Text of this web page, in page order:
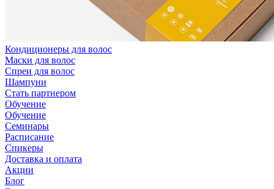
Кондиционеры для волос
Маски для волос
Спреи для волос
Шампуни
Стать партнером
Обучение
Обучение
Семинары
Расписание
Спикеры
Доставка и оплата
Акции
Блог